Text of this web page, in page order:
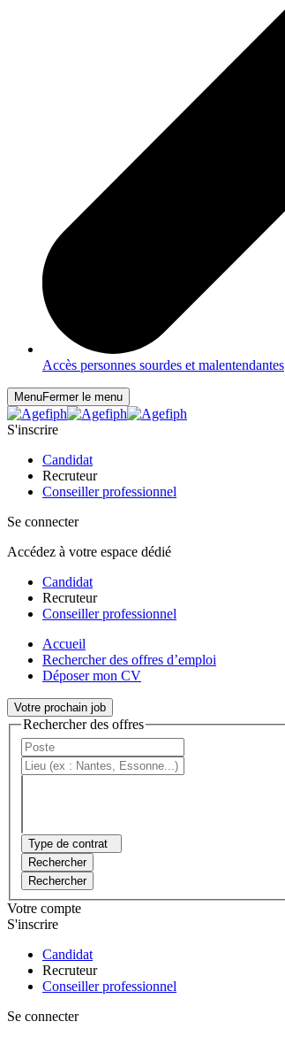
Accès personnes sourdes et malentendantes
MenuFermer le menu
S'inscrire
Candidat
Recruteur
Conseiller professionnel
Se connecter
Accédez à votre espace dédié
Candidat
Recruteur
Conseiller professionnel
Accueil
Rechercher des offres d’emploi
Déposer mon CV
Votre prochain job
Rechercher des offres
Type de contrat
Rechercher
Rechercher
Votre compte
S'inscrire
Candidat
Recruteur
Conseiller professionnel
Se connecter